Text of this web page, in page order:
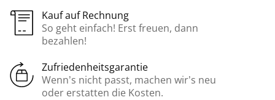
Kauf auf Rechnung
So geht einfach! Erst freuen, dann
bezahlen!
Zufriedenheitsgarantie
Wenn’s nicht passt, machen wir’s neu
oder erstatten die Kosten.